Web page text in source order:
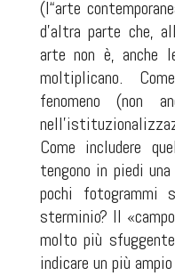
(l“arte
d’altra parte che,
arte non è, anche
moltiplicano.
fenomeno (non
Come includere
tengono in piedi
pochi
sterminio? Il
molto più
indicare un più